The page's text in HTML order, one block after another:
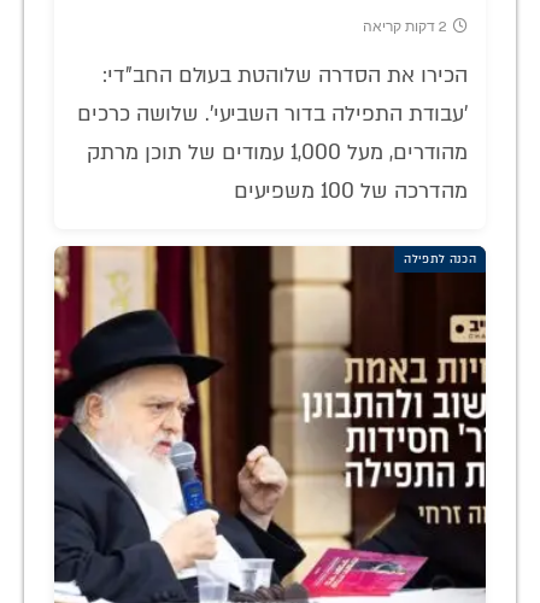
2 דקות קריאה
הכירו את הסדרה שלוהטת בעולם החב"די:
'עבודת התפילה בדור השביעי'. שלושה כרכים
מהודרים, מעל 1,000 עמודים של תוכן מרתק
מהדרכה של 100 משפיעים
הכנה לתפילה